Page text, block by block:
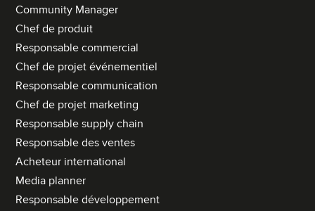
Community Manager
Chef de produit
Responsable commercial
Chef de projet événementiel
Responsable communication
Chef de projet marketing
Responsable supply chain
Responsable des ventes
Acheteur international
Media planner
Responsable développement